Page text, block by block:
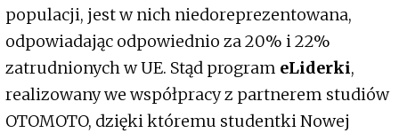
populacji, jest w nich niedoreprezentowana,
odpowiadając odpowiednio za 20% i 22%
zatrudnionych w UE. Stąd program eLiderki,
realizowany we współpracy z partnerem studiów
OTOMOTO, dzięki któremu studentki Nowej